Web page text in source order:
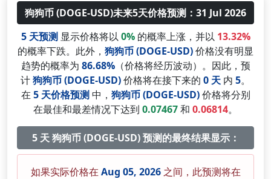
狗狗币 (DOGE-USD)未来5天价格预测：31 Jul 2026
5 天预测显示价格将以 0%的概率上涨，并以 13.32%
的概率下跌。此外， 狗狗币 (DOGE-USD)价格没有明显
趋势的概率为 86.68%（价格将经历波动）。因此，预
计狗狗币 (DOGE-USD)价格将在接下来的 0 天 内 5。
在 5 天价格预测中， 狗狗币 (DOGE-USD)价格将分别
在最佳和最差情况下达到 0.07467和 0.06814。
5 天 狗狗币 (DOGE-USD) 预测的最终结果显示：
如果实际价格在 Aug 05, 2026之间，此预测将在